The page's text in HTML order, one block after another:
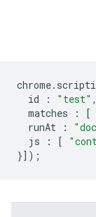
chrome.
id
: "test" ,
matches
: [
runAt
:
js
: [
}]);